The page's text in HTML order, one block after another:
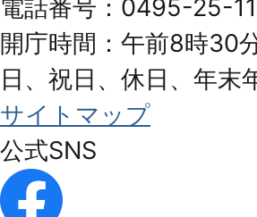
電話番号：0495-25-
開庁時間：午前8時30
日、祝日、休日、年末
サイトマップ
公式SNS